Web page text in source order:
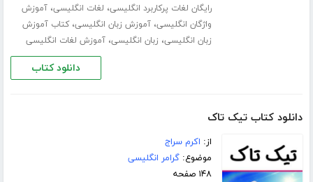
رایگان لغات پرکاربرد انگلیسی، لغات انگلیسی،آموزش
واژگان انگلیسی،آموزش زبان انگلیسی،کتاب آموزش
زبان انگلیسی، زبان انگلیسی،آموزش لغات انگلیسی
دانلود کتاب
دانلود کتاب تیک تاک
از: اکرم سراج
موضوع:گرامر انگلیسی
۱۴۸ صفحه